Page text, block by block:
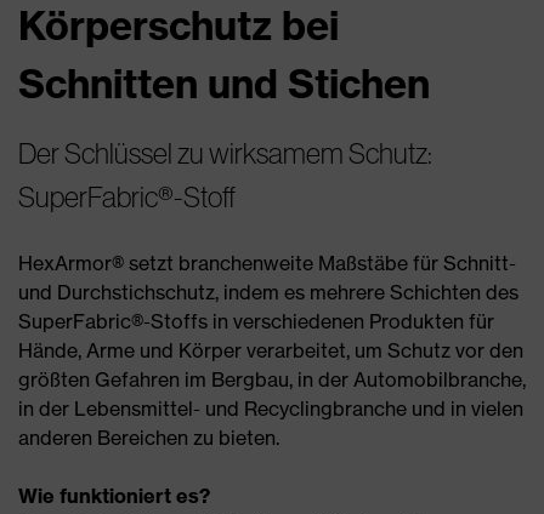
Körperschutz bei
Schnitten und Stichen
Der Schlüssel zu wirksamem Schutz:
SuperFabric®-Stoff
HexArmor® setzt branchenweite Maßstäbe für Schnitt-
und Durchstichschutz, indem es mehrere Schichten des
SuperFabric®-Stoffs in verschiedenen Produkten für
Hände, Arme und Körper verarbeitet, um Schutz vor den
größten Gefahren im Bergbau, in der Automobilbranche,
in der Lebensmittel- und Recyclingbranche und in vielen
anderen Bereichen zu bieten.
Wie funktioniert es?